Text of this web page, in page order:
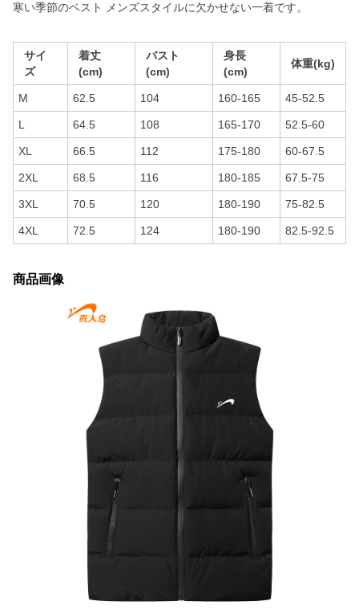
寒い季節のベスト メンズスタイルに欠かせない一着です。
サイ
ズ
着丈
(cm)
バスト
(cm)
身長
(cm)
体重(kg)
M 62.5 104 160-165 45-52.5
L 64.5 108 165-170 52.5-60
XL 66.5 112 175-180 60-67.5
2XL 68.5 116 180-185 67.5-75
3XL 70.5 120 180-190 75-82.5
4XL 72.5 124 180-190 82.5-92.5
商品画像